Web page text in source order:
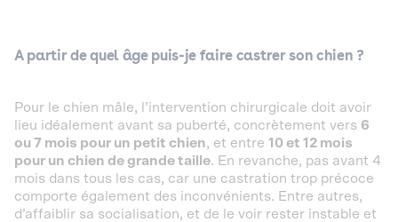
A partir de quel âge puis-je faire castrer son chien ?
Pour le chien mâle, l’intervention chirurgicale doit avoir
lieu idéalement avant sa puberté, concrètement vers 6
ou 7 mois pour un petit chien, et entre 10 et 12 mois
pour un chien de grande taille. En revanche, pas avant 4
mois dans tous les cas, car une castration trop précoce
comporte également des inconvénients. Entre autres,
d’affaiblir sa socialisation, et de le voir rester instable et